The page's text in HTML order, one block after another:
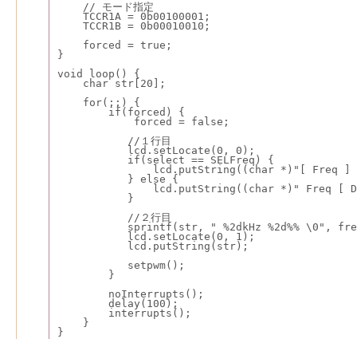
// モード指定
TCCR1A = 0b00100001;
TCCR1B = 0b00010010;
forced = true;
}
void loop() {
char str[20];
for(;;) {
if(forced) {
forced = false;
//１行目
lcd.setLocate(0, 0);
if(select == SELFreq) {
lcd.putString((char *)"[ Freq ]
} else {
lcd.putString((char *)" Freq [
}
//２行目
sprintf(str, " %2dkHz %2d%% \0",
lcd.setLocate(0, 1);
lcd.putString(str);
setpwm();
}
noInterrupts();
delay(100);
interrupts();
}
}